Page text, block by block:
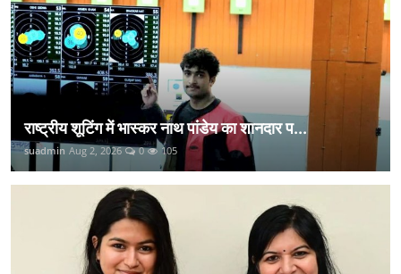
राष्ट्रीय शूटिंग में भास्कर नाथ पांडेय का शानदार प...
suadmin Aug 2, 2026 0 105